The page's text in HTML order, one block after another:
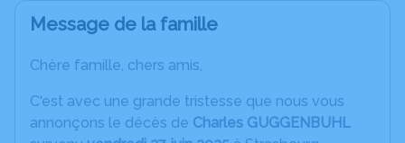
Message de la famille
Chère famille, chers amis,
C'est avec une grande tristesse que nous vous
annonçons le décès de Charles GUGGENBUHL